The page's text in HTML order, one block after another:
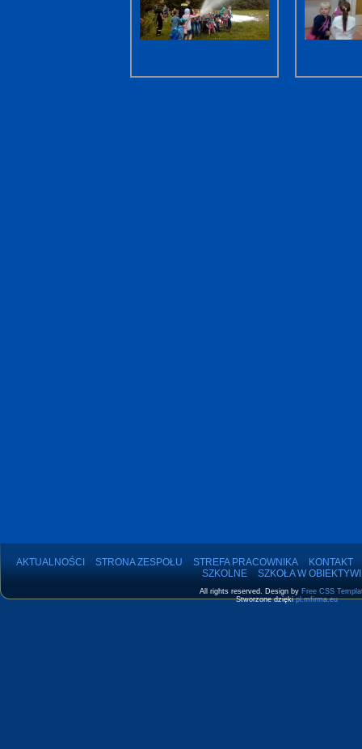
AKTUALNOŚCI STRONA ZESPOŁU STREFA PRACOWNIKA
KONTAKT
SZKOLNE
SZKOŁA W
All rights reserved. Design by Free CSS
Stworzone dziękipl.mfirma.eu